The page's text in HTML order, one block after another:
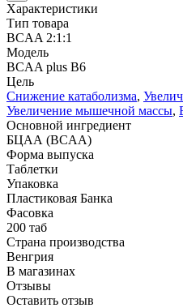
Характеристики
Тип товара
BCAA 2:1:1
Модель
BCAA plus B6
Цель
Снижение катаболизма,
Увеличение мышечной массы,
Основной ингредиент
БЦАА (BCAA)
Форма выпуска
Таблетки
Упаковка
Пластиковая Банка
Фасовка
200 таб
Страна производства
Венгрия
В магазинах
Отзывы
Оставить отзыв